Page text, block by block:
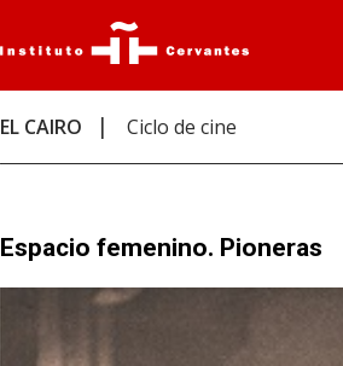
EL CAIRO Ciclo de cine
Espacio femenino. Pioneras